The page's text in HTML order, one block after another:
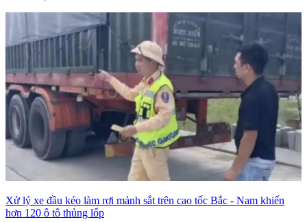
Xử lý xe đầu kéo làm rơi mảnh sắt trên cao tốc Bắc - Nam khiến
hơn 120 ô tô thủng lốp